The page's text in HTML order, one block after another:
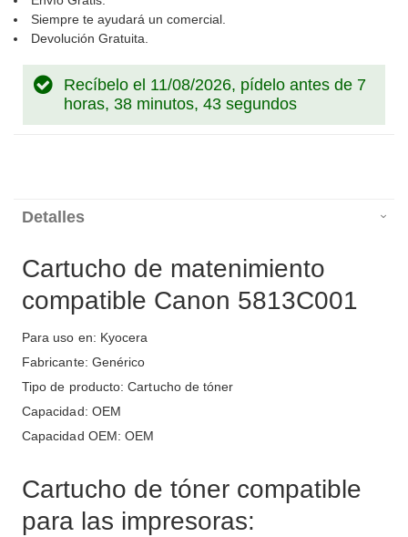
Siempre te ayudará un comercial.
Devolución Gratuita.
Recíbelo el 11/08/2026, pídelo antes de 7
horas, 38 minutos, 43 segundos
Detalles
Cartucho de matenimiento
compatible Canon 5813C001
Para uso en: Kyocera
Fabricante: Genérico
Tipo de producto: Cartucho de tóner
Capacidad: OEM
Capacidad OEM: OEM
Cartucho de tóner compatible
para las impresoras: